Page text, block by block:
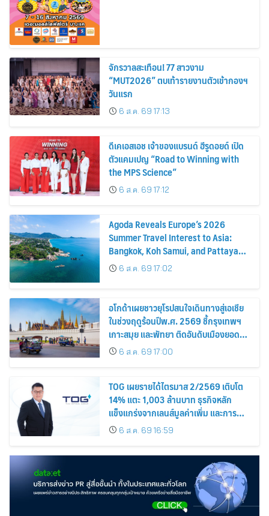
จักรวาลสะเทือน! 77 สาวงาม
“MUT2026” ตบเท้ารายงานตัวเข้ากองฯ
วันแรก
6 ส.ค. 69 17:13
ดีเคเอสเอช เจ้าของแบรนด์ ฮีรูดอยด์ เปิด
ตัวแคมเปญ “Road to Winning with
the MPS Science”
6 ส.ค. 69 17:12
Agoda Reveals Europe’s 2026
Summer Travel Interest to Asia:
Bangkok, Koh Samui, and Pattaya
Among the Top Cities
6 ส.ค. 69 17:02
อโกด้าเผยชาวยุโรปสนใจเดินทางสู่เอเชีย
ในช่วงฤดูร้อนปีพ.ศ. 2569 ชี้กรุงเทพฯ
เกาะสมุย และพัทยา ติดอันดับเมืองยอด
นิยม6 ส.ค. 69 17:00
TOG เผยรายได้ไตรมาส 2/2569 เติบโต
14% แตะ 1,003 ล้านบาท ธุรกิจหลัก
แข็งแกร่งจากเลนส์มูลค่าเพิ่ม และการ
ขยายตลาดต่างประเทศ พร้อมเดินหน้า
ลงทุนเพื่อการเติบโตระยะยาว
6 ส.ค. 69 16:59